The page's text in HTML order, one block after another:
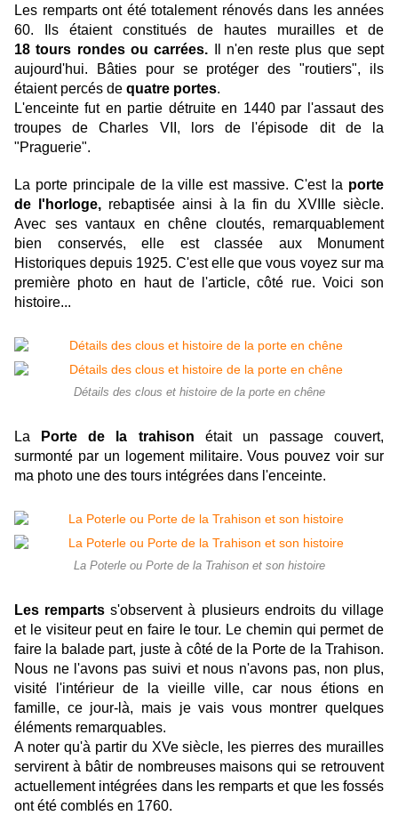
Les remparts ont été totalement rénovés dans les années
60. Ils étaient constitués de hautes murailles et de
18 tours rondes ou carrées. Il n'en reste plus que sept
aujourd'hui. Bâties pour se protéger des "routiers",
ils
étaient percés de quatre portes.
L'enceinte fut en partie détruite en 1440 par l'assaut des
troupes de Charles VII, lors de l'épisode dit de la
"Praguerie".
La porte principale de la ville est massive. C'est la porte
de l'horloge, rebaptisée ainsi à la fin du XVIIIe siècle.
Avec ses vantaux en chêne cloutés, remarquablement
bien conservés, elle est classée aux Monument
Historiques depuis 1925. C'est elle que vous voyez sur ma
première photo en haut de l'article, côté rue. Voici son
histoire...
Détails des clous et histoire de la porte en chêne
La Porte de la trahison était un passage couvert,
surmonté par un logement militaire. Vous pouvez voir sur
ma photo une des tours intégrées dans l'enceinte.
La Poterle ou Porte de la Trahison et son histoire
Les rempartss'observent à plusieurs endroits du village
et le visiteur peut en faire le tour. Le chemin qui permet de
faire la balade part, juste à côté de la Porte de la Trahison.
Nous ne l'avons pas suivi et nous n'avons pas, non plus,
visité l'intérieur de la vieille ville, car nous étions en
famille, ce jour-là, mais je vais vous montrer quelques
éléments remarquables.
A noter qu'à partir du XVe siècle, les pierres des murailles
servirent à bâtir de nombreuses maisons qui se retrouvent
actuellement intégrées dans les remparts et que les fossés
ont été comblés en 1760.